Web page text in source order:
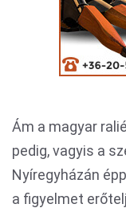
Ám a magyar
pedig, vagyis a
Nyíregyházán
a figyelmet